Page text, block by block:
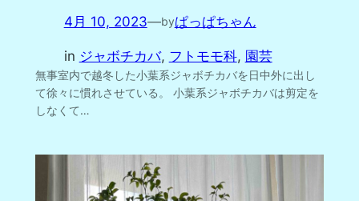
4月 10, 2023—byぱっぱちゃん
in ジャボチカバ, フトモモ科, 園芸
無事室内で越冬した小葉系ジャボチカバを日中外に出し
て徐々に慣れさせている。 小葉系ジャボチカバは剪定を
しなくて…